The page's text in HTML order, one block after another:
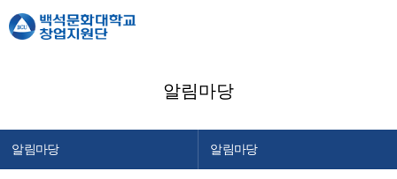
알림마당
알림마당 알림마당